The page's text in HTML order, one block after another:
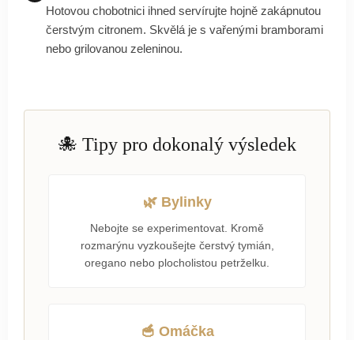
Hotovou chobotnici ihned servírujte hojně zakápnutou
čerstvým citronem. Skvělá je s vařenými bramborami
nebo grilovanou zeleninou.
🐙 Tipy pro dokonalý výsledek
🌿 Bylinky
Nebojte se experimentovat. Kromě
rozmarýnu vyzkoušejte čerstvý tymián,
oregano nebo plocholistou petrželku.
🥣 Omáčka